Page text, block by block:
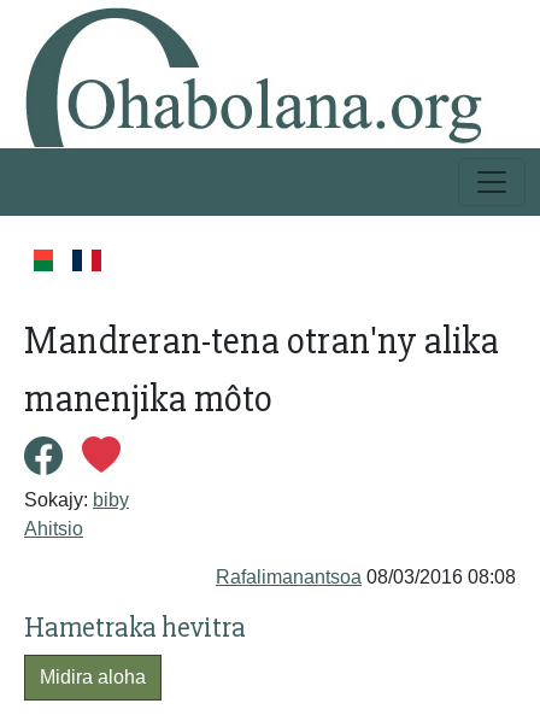
Mandreran-tena otran'ny alika
manenjika môto
Sokajy: biby
Ahitsio
Rafalimanantsoa 08/03/2016 08:08
Hametraka hevitra
Midira aloha